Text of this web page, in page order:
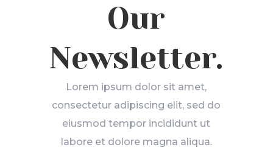
Our
Newsletter.
Lorem ipsum dolor sit amet,
consectetur adipiscing elit, sed do
eiusmod tempor incididunt ut
labore et dolore magna aliqua.